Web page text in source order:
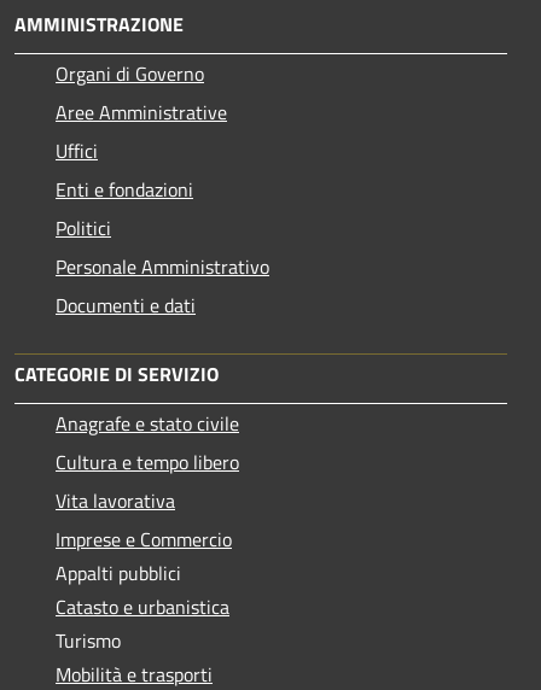
AMMINISTRAZIONE
Organi di Governo
Aree Amministrative
Uffici
Enti e fondazioni
Politici
Personale Amministrativo
Documenti e dati
CATEGORIE DI SERVIZIO
Anagrafe e stato civile
Cultura e tempo libero
Vita lavorativa
Imprese e Commercio
Appalti pubblici
Catasto e urbanistica
Turismo
Mobilità e trasporti